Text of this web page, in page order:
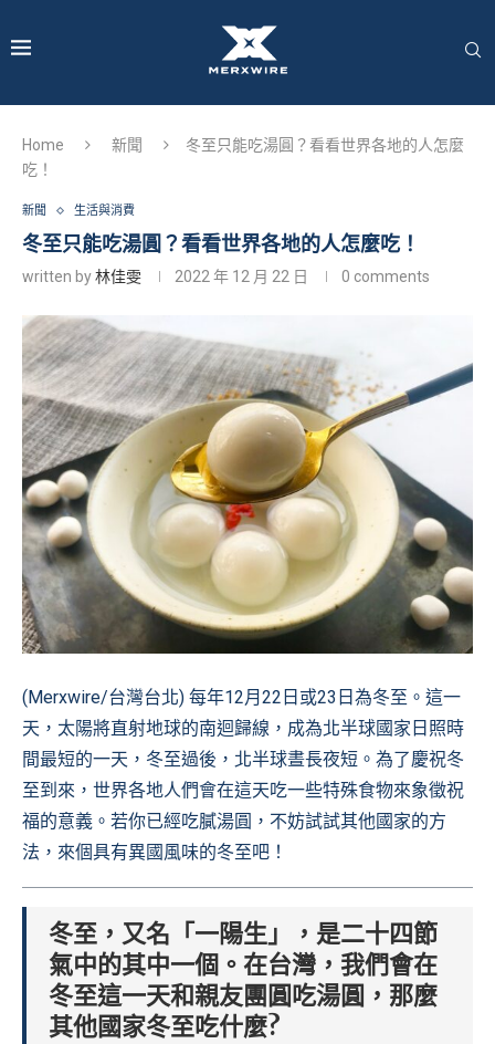
Home 新聞
冬至只能吃湯圓？看看世界各地的人怎麼
吃！
新聞 生活與消費
冬至只能吃湯圓？看看世界各地的人怎麼吃！
written by林佳雯 2022 年 12 月 22 日 0 comments
(Merxwire/台灣台北) 每年12月22日或23日為冬至。這一
天，太陽將直射地球的南迴歸線，成為北半球國家日照時
間最短的一天，冬至過後，北半球晝長夜短。為了慶祝冬
至到來，世界各地人們會在這天吃一些特殊食物來象徵祝
福的意義。若你已經吃膩湯圓，不妨試試其他國家的方
法，來個具有異國風味的冬至吧！
冬至，又名「一陽生」，是二十四節
氣中的其中一個。在台灣，我們會在
冬至這一天和親友團圓吃湯圓，那麼
其他國家冬至吃什麼?